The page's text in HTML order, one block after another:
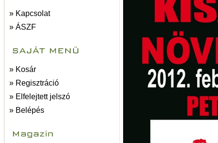
» Kapcsolat
» ÁSZF
» Kosár
» Regisztráció
» Elfelejtett jelszó
» Belépés